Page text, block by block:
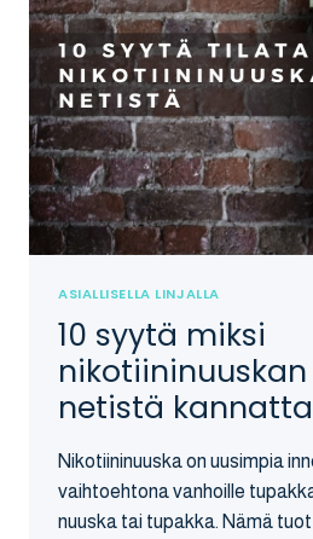
ASIALLISELLA LINJALLA
10 syytä miksi
netistä
Nikotiininuuska on uusimpia
vaihtoehtona vanhoille
nuuska tai tupakka. Nämä